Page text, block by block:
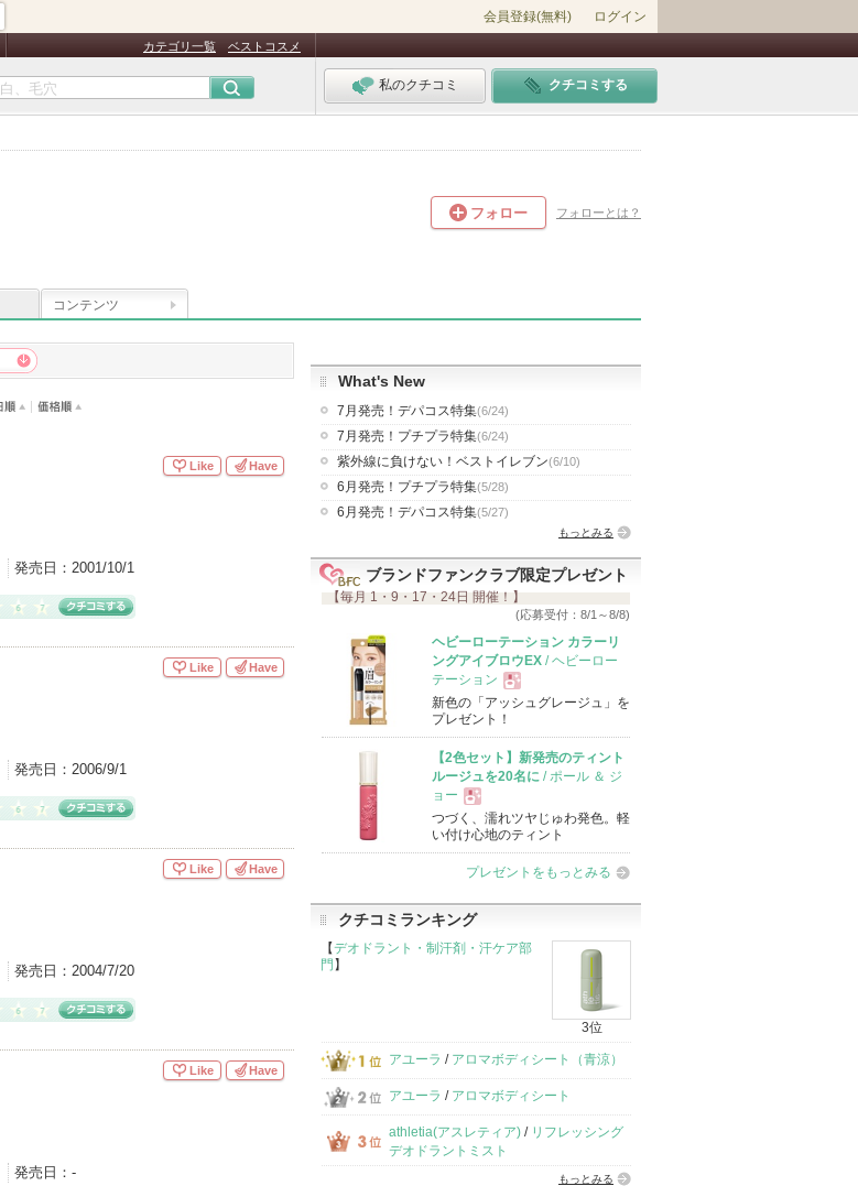
会員登録(無料) ログイン
カテゴリ一覧 ベストコスメ
私のクチコミ クチコミする
フォロー フォローとは？
コンテンツ
発売日： 2001/10/1
Like Have
発売日： 2006/9/1
Like Have
発売日： 2004/7/20
Like Have
発売日： -
Like Have
What's New
7月発売！デパコス特集(6/24)
7月発売！プチプラ特集(6/24)
紫外線に負けない！ベストイレブン(6/10)
6月発売！プチプラ特集(5/28)
6月発売！デパコス特集(5/27)
もっとみる
ブランドファンクラブ限定プレゼント
【毎月 1・9・17・24日 開催！】
(応募受付：8/1～8/8)
ヘビーローテーション カラーリ
ングアイブロウEX / ヘビーロー
テーション
現
品
新色の「アッシュグレージュ」を
プレゼント！
【2色セット】新発売のティント
ルージュを20名に / ポール ＆ ジ
ョー
現
品
つづく、濡れツヤじゅわ発色。軽
い付け心地のティント
プレゼントをもっとみる
クチコミランキング
【デオドラント・制汗剤・汗ケア部
門】
3位
アユーラ / アロマボディシート（青涼）
アユーラ / アロマボディシート
athletia(アスレティア) / リフレッシング
デオドラントミスト
もっとみる